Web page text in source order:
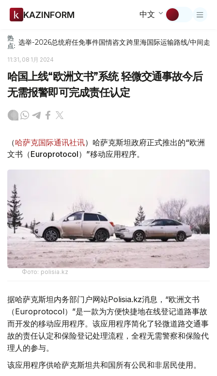
KAZINFORM 中文
热
点: 选举-2026总统府任免事件国情咨文跨里海国际运输路线/中间走廊
11:31, 08 1月 2024
哈国上线“欧洲文书”系统 轻微交通事故今后
无需报警即可完成责任认定
（哈萨克国际通讯社讯）哈萨克斯坦政府正式推出的“欧洲
文书（Europrotocol）”移动应用程序。
Фото: polisia.kz
据哈萨克斯坦内务部门户网站Polisia.kz消息，“欧洲文书
（Europrotocol）”是一款为方便快捷地在线登记道路事故
而开发的移动应用程序。该应用程序简化了轻微道路交通事
故的责任认定和保险登记处理流程，全程无需警察和保险代
理人的参与。
该应用程序供哈萨克斯坦共和国所有公民和非居民使用。